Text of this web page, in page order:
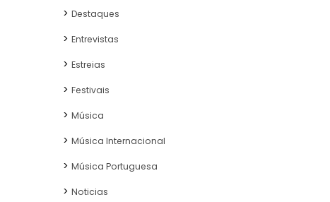
Destaques
Entrevistas
Estreias
Festivais
Música
Música Internacional
Música Portuguesa
Noticias